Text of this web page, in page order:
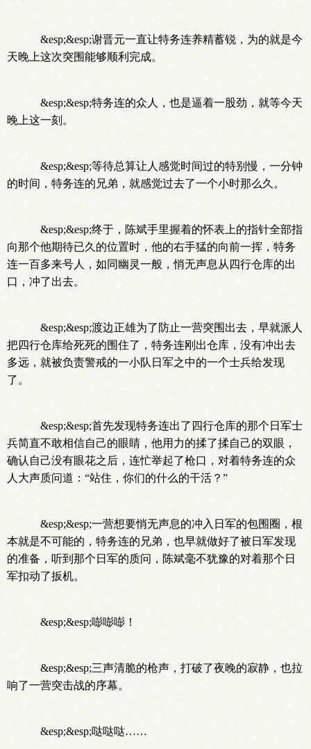
&esp;&esp;谢晋元一直让特务连养精蓄锐，为的就是今
天晚上这次突围能够顺利完成。
&esp;&esp;特务连的众人，也是逼着一股劲，就等今天
晚上这一刻。
&esp;&esp;等待总算让人感觉时间过的特别慢，一分钟
的时间，特务连的兄弟，就感觉过去了一个小时那么久。
&esp;&esp;终于，陈斌手里握着的怀表上的指针全部指
向那个他期待已久的位置时，他的右手猛的向前一挥，特务
连一百多来号人，如同幽灵一般，悄无声息从四行仓库的出
口，冲了出去。
&esp;&esp;渡边正雄为了防止一营突围出去，早就派人
把四行仓库给死死的围住了，特务连刚出仓库，没有冲出去
多远，就被负责警戒的一小队日军之中的一个士兵给发现
了。
&esp;&esp;首先发现特务连出了四行仓库的那个日军士
兵简直不敢相信自己的眼睛，他用力的揉了揉自己的双眼，
确认自己没有眼花之后，连忙举起了枪口，对着特务连的众
人大声质问道：“站住，你们的什么的干活？”
&esp;&esp;一营想要悄无声息的冲入日军的包围圈，根
本就是不可能的，特务连的兄弟，也早就做好了被日军发现
的准备，听到那个日军的质问，陈斌毫不犹豫的对着那个日
军扣动了扳机。
&esp;&esp;嘭嘭嘭！
&esp;&esp;三声清脆的枪声，打破了夜晚的寂静，也拉
响了一营突击战的序幕。
&esp;&esp;哒哒哒……